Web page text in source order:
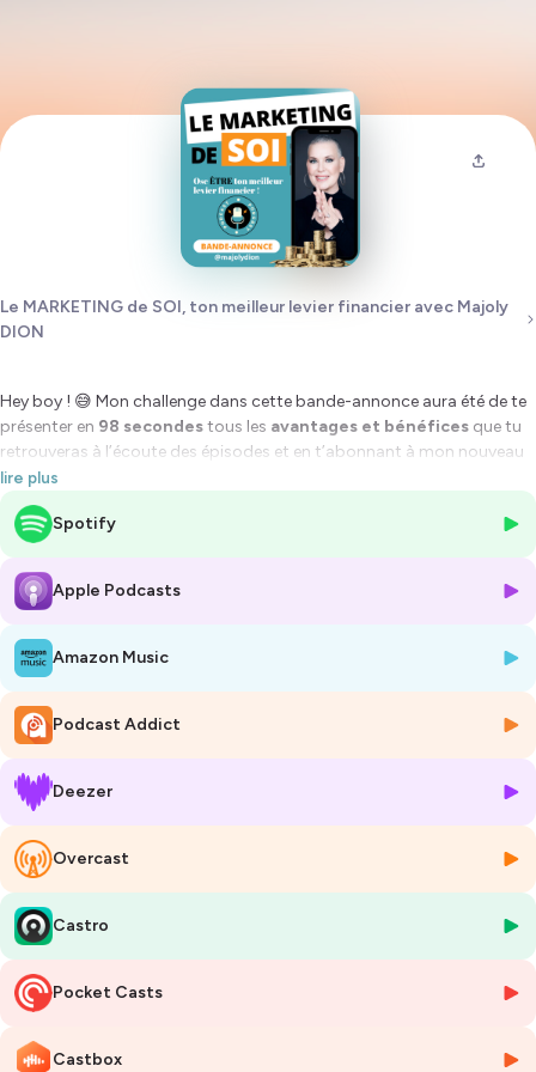
Le MARKETING de SOI, ton meilleur levier financier avec Majoly
DION
Hey boy ! 😅 Mon challenge dans cette bande-annonce aura été de te
présenter en 98 secondestous les avantages et bénéfices que tu
retrouveras à l’écoute des épisodes et en t’abonnant à mon nouveau
Podcast sur
financier ».
te partager avec toi mes
mes expériences entrepreneuriales.
Le Marketing de SOI ?
Je n'ai rien inventé et je t'en parle dans mon
épisode d'introduction que je t'invite à écouter, mais d'ici là, pour
mieux t'informer, cette approche existe depuis plusieurs décennies.
Cependant, si je n’ai rien inventé, je te confirme l’avoir
en
en enseignant aux solopreneurs et entrepreneurs partout dans la
francophonie, des approches et des techniques inédites basées sur
l’authenticité, le H2H,leBranding, leSavoir-Être, lavaleur
marchande, leproduit humanisé.
permettent
pour toutes le
de te propulser, te mark
eter, te vendre, vendre tes produits et services, gagner en influence et
te démarquer.
Tellement passionnée par la puissance et les résultats des techniques
suite écrit un livre
osez ÊTRE votre meilleur
lire plus
Spotify
Apple Podcasts
Amazon Music
Podcast Addict
Deezer
Overcast
Castro
Pocket Casts
Castbox